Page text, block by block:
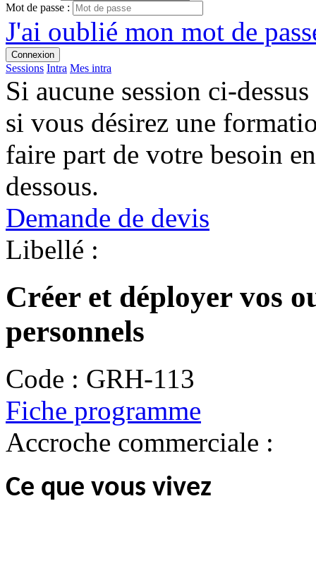
Mot de passe :
J'ai oublié mon mot de
Connexion
Sessions Intra Mes intra
Si aucune session ci-
si vous désirez une
faire part de votre besoin
dessous.
Demande de devis
Libellé :
Créer et déployer vos
personnels
Code : GRH-113
Fiche programme
Accroche commerciale :
Ce que vous vivez